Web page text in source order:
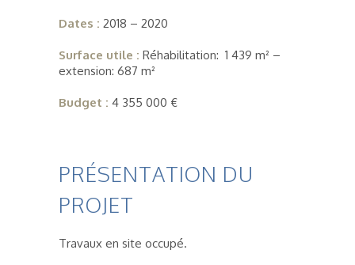
Dates : 2018 – 2020
Surface utile : Réhabilitation: 1 439 m² –
extension: 687 m²
Budget : 4 355 000 €
PRÉSENTATION DU
PROJET
Travaux en site occupé.